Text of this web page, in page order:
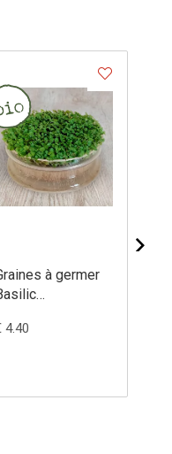
à germer
basilicum
4.40